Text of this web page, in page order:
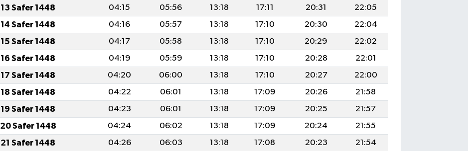
13 Safer 1448 04:15 05:56 13:18 17:11 20:31
22:05
14 Safer 1448 04:16 05:57 13:18 17:10 20:30
22:04
15 Safer 1448 04:17 05:58 13:18 17:10 20:29
22:02
16 Safer 1448 04:19 05:59 13:18 17:10 20:28
22:01
17 Safer 1448 04:20 06:00 13:18 17:10 20:27
22:00
18 Safer 1448 04:22 06:01 13:18 17:09 20:26
21:58
19 Safer 1448 04:23 06:01 13:18 17:09 20:25
21:57
20 Safer 1448 04:24 06:02 13:18 17:09 20:24
21:55
21 Safer 1448 04:26 06:03 13:18 17:08 20:23
21:54